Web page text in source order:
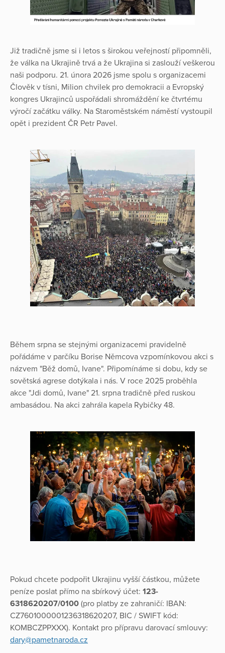
Již tradičně jsme si i letos s širokou veřejností připomněli,
že válka na Ukrajině trvá a že Ukrajina si zaslouží veškerou
naši podporu. 21. února 2026 jsme spolu s organizacemi
Člověk v tísni, Milion chvilek pro demokracii a Evropský
kongres Ukrajinců uspořádali shromáždění ke čtvrtému
výročí začátku války. Na Staroměstském náměstí vystoupil
opět i prezident ČR Petr Pavel.
Během srpna se stejnými organizacemi pravidelně
pořádáme v parčíku Borise Němcova vzpomínkovou akci s
názvem "Běž domů, Ivane". Připomínáme si dobu, kdy se
sovětská agrese dotýkala i nás. V roce 2025 proběhla
akce "Jdi domů, Ivane" 21. srpna tradičně před ruskou
ambasádou. Na akci zahrála kapela Rybičky 48.
Pokud chcete podpořit Ukrajinu vyšší částkou, můžete
peníze poslat přímo na sbírkový účet: 123-
6318620207/0100 (pro platby ze zahraničí: IBAN:
CZ7601000001236318620207, BIC / SWIFT kód:
KOMBCZPPXXX). Kontakt pro přípravu darovací smlouvy:
dary@pametnaroda.cz